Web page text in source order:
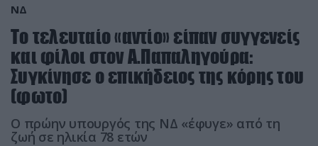
ΝΔ
Το τελευταίο «αντίο» είπαν συγγενείς
και φίλοι στον Α.Παπαληγούρα:
Συγκίνησε ο επικήδειος της κόρης του
(φωτο)
O πρώην υπουργός της ΝΔ «έφυγε» από τη
ζωή σε ηλικία 78 ετών